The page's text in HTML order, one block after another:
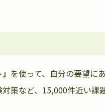
を使って、自分の要望に
策など、15,000件近い課